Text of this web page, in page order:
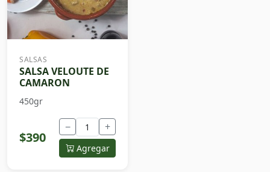
SALSAS
SALSA VELOUTE DE
CAMARON
450gr
$390
− +
Agregar